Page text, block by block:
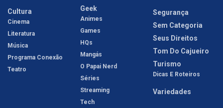
Cultura
Cinema
Literatura
Música
Programa Conexão
Teatro
Geek
Animes
Games
HQs
Mangás
O Papai Nerd
Séries
Streaming
Tech
Segurança
Sem Categoria
Seus Direitos
Tom Do Cajueiro
Turismo
Dicas E Roteiros
Variedades